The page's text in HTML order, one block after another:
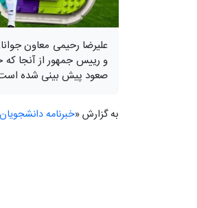
علیرضا رحیمی معاون
و رییس جمهور از آنجا
صعود پیش بینی شده
به گزارش «خبرنامه